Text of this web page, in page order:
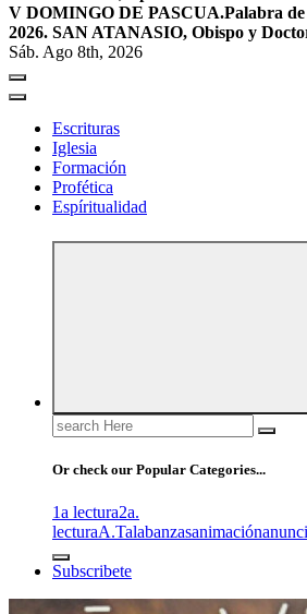
V DOMINGO DE PASCUA.Palabra
2026. SAN ATANASIO, Obispo y
Sáb. Ago 8th, 2026
Escrituras
Iglesia
Formación
Profética
Espíritualidad
Search
for:
Or check our Popular Categories...
1a lectura2a.
lecturaA.Talabanzasanimación
Subscribete